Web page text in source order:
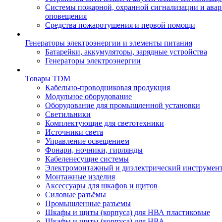
Системы пожарной, охранной сигнализации и
оповещения
Средства пожаротушения и первой помощи
Генераторы электроэнергии и элементы питания
Батарейки, аккумуляторы, зарядные устройства
Генераторы электроэнергии
Товары TDM
Кабельно-проводниковая продукция
Модульное оборудование
Оборудование для промышленной установки
Светильники
Комплектующие для светотехники
Источники света
Управление освещением
Фонари, ночники, гирлянды
Кабеленесущие системы
Электромонтажный и диэлектрический
Монтажные изделия
Аксессуары для шкафов и щитов
Силовые разъёмы
Промышленные разъемы
Шкафы и щиты (корпуса) для НВА пластиковые